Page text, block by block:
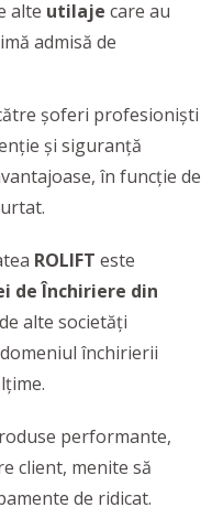
alte utilaje care au
admisă de
șoferi profesioniști
și siguranță
în funcție de
ROLIFT este
de Închiriere din
alte societăți
închirierii
performante,
client, menite să
de ridicat.